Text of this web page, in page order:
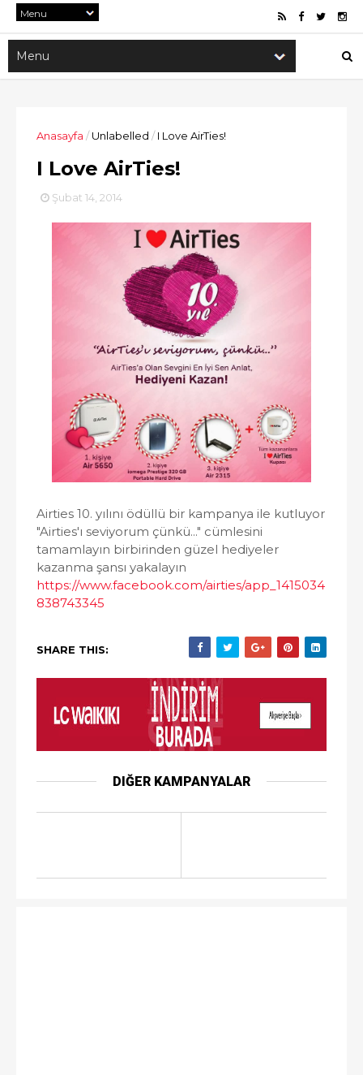
Anasayfa /Unlabelled / I Love AirTies!
I Love AirTies!
Şubat 14, 2014
Airties 10. yılını ödüllü bir kampanya ile kutluyor
"Airties'ı seviyorum çünkü..." cümlesini
tamamlayın birbirinden güzel hediyeler
kazanma şansı yakalayın
https://www.facebook.com/airties/app_1415034
838743345
SHARE THIS:
DIĞER KAMPANYALAR